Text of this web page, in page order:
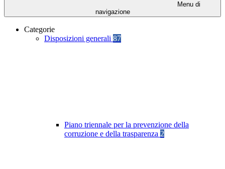
Menu di
navigazione
Categorie
Disposizioni generali 87
Piano triennale per la prevenzione della
corruzione e della trasparenza 2